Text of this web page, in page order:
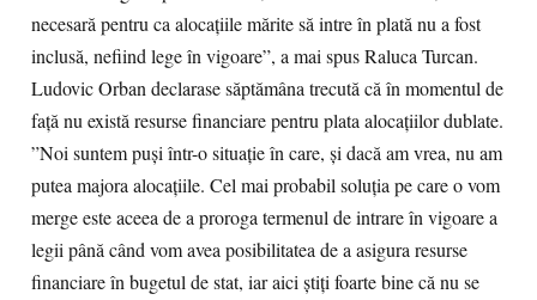
necesară pentru ca alocațiile mărite să intre în plată nu a fost
inclusă, nefiind lege în vigoare”, a mai spus Raluca Turcan.
Ludovic Orban declarase săptămâna trecută că în momentul de
față nu există resurse financiare pentru plata alocațiilor dublate.
”Noi suntem puși într-o situaţie în care, şi dacă am vrea, nu am
putea majora alocațiile. Cel mai probabil soluția pe care o vom
merge este aceea de a proroga termenul de intrare în vigoare a
legii până când vom avea posibilitatea de a asigura resurse
financiare în bugetul de stat, iar aici ştiţi foarte bine că nu se